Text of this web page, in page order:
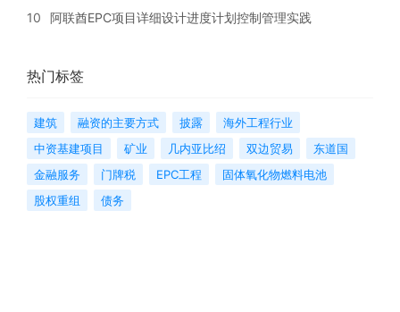
10 阿联酋EPC项目详细设计进度计划控制管理实践
热门标签
建筑 融资的主要方式 披露
海外工程行业
中资基建项目
矿业 几内亚比绍 双边贸易
东道国
金融服务
门牌税 EPC工程
固体氧化物燃料电池
股权重组
债务